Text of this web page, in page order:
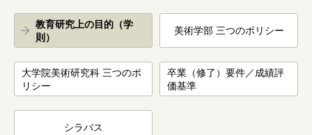
教育研究上の目的（学
則）
美術学部 三つのポリシー
大学院美術研究科 三つのポ
リシー
卒業（修了）要件／成績評
価基準
シラバス